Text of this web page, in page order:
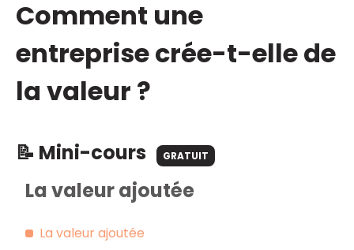
Comment une
entreprise crée-t-elle de
la valeur ?
📝 Mini-cours GRATUIT
La valeur ajoutée
La valeur ajoutée